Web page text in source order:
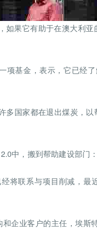
果它有助于在澳大利
项基金，表示，它已经
国家都在退出煤炭，
中，搬到帮助建设部门
将联系与项目削减，最
企业客户的主任，埃斯